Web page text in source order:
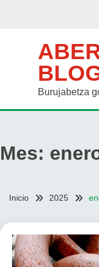
Burujabetza
Mes:
Inicio 2025